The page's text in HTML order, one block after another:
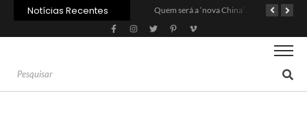
Notícias Recentes Quem será a ‘nova China’ do agro quando o apetite de Pequim acabar?